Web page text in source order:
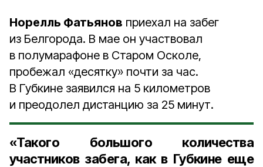
Норелль Фатьянов приехал на забег
из Белгорода. В мае он участвовал
в полумарафоне в Старом Осколе,
пробежал «десятку» почти за час.
В Губкине заявился на 5 километров
и преодолел дистанцию за 25 минут.
«Такого большого количества
участников забега, как в Губкине еще